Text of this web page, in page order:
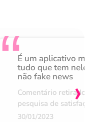
É um aplicativo
tudo que tem nele
não fake news
Comentário retirado
pesquisa de
30/01/2023
›